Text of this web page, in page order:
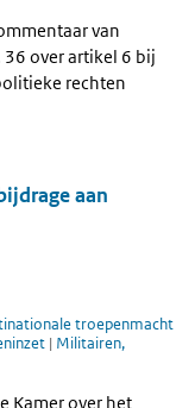
van
36 over artikel 6 bij
rechten
aan
troepenmacht
| Militairen,
Kamer over het